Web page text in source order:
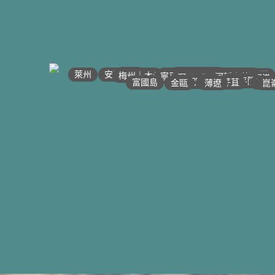
• 河江｜高平
沙壩 •
萊州 • 宣光 •
安沛｜木江界 • • 太原
梅州｜木州 •• 北江｜北寧
• 下龍灣
• 河內
• 海防｜海洋
• 南定｜清化
寧平 •• 河靜｜義安
洞海 •
順化 •• 峴港
•
邦美蜀 •
大叻
平陽 •
西寧 •
胡志明 •
美萩 •
富國島 •迪石 •
金甌 • •
• 頭頓
• 芹苴 • 崑
• 薄遼